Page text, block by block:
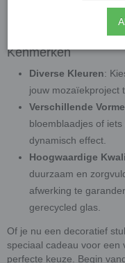
50 gram bevat
vanwege de mix van
Kenmerken
Diverse Kleuren:
jouw mozaïekproject
Verschillende
bloemblaadjes of
dynamisch effect.
Hoogwaardige
duurzaam en
afwerking te
gerecycled glas.
Of je nu een decoratief
speciaal cadeau voor een
perfecte keuze. Begin